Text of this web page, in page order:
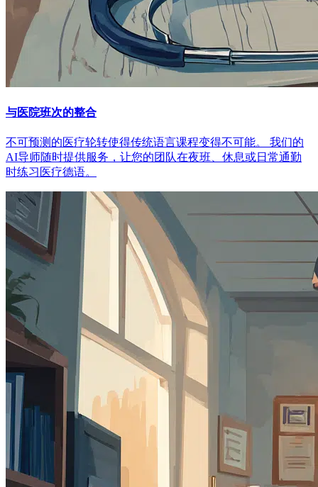
与医院班次的整合
不可预测的医疗轮转使得传统语言课程变得不可能。 我们的
AI导师随时提供服务，让您的团队在夜班、休息或日常通勤
时练习医疗德语。